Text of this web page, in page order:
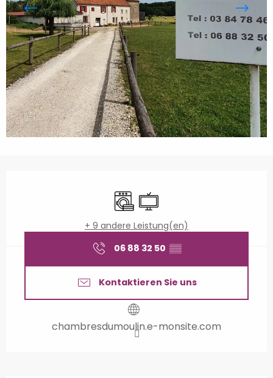
Waschmaschine
Fernsehen
+ 9 andere Leistung(en)
06 88 32 50 ▒▒
Kontaktieren Sie uns
chambresdumoulin.e-monsite.com